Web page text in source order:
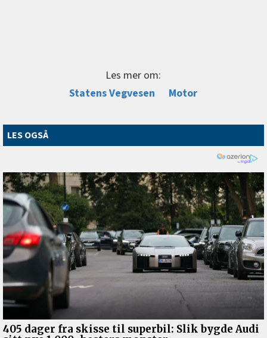
Les mer om:
Statens Vegvesen
Motor
LES OGSÅ